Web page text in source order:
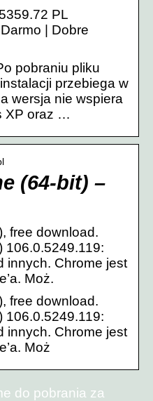
PL
| Dobre
pobraniu pliku
przebiega w
wersja nie wspiera
XP oraz …
(64-bit) –
free download.
106.0.5249.119:
innych. Chrome jest
Moż.
free download.
106.0.5249.119:
innych. Chrome jest
Moż
do pobrania za